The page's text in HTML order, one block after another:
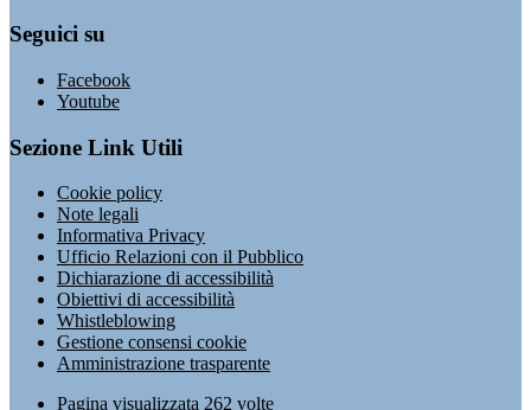
Seguici su
Facebook
Youtube
Sezione Link Utili
Cookie policy
Note legali
Informativa Privacy
Ufficio Relazioni con il Pubblico
Dichiarazione di accessibilità
Obiettivi di accessibilità
Whistleblowing
Gestione consensi cookie
Amministrazione trasparente
Pagina visualizzata 262 volte